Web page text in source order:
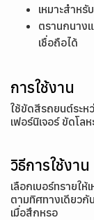
เหมาะสำห
ตรานกนาง
เชื่อถือได้
การใช้งาน
ใช้ขัดสีรถยนต์ระ
เฟอร์นิเจอร์ ขัดโล
วิธีการใช้งาน
เลือกเบอร์ทรายใ
ตามทิศทางเดียวกั
เมื่อสึกหรอ